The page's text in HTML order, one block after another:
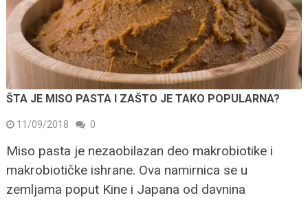
ŠTA JE MISO PASTA I ZAŠTO JE TAKO POPULARNA?
11/09/2018 0
Miso pasta je nezaobilazan deo makrobiotike i
makrobiotičke ishrane. Ova namirnica se u
zemljama poput Kine i Japana od davnina